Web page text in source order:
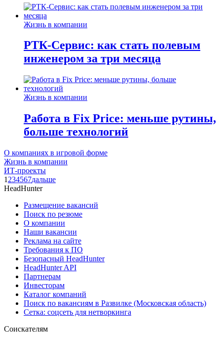
Жизнь в компании
РТК-Сервис: как стать полевым
инженером за три месяца
Жизнь в компании
Работа в Fix Price: меньше рутины,
больше технологий
О компаниях в игровой форме
Жизнь в компании
ИТ-проекты
1 234567дальше
HeadHunter
Размещение вакансий
Поиск по резюме
О компании
Наши вакансии
Реклама на сайте
Требования к ПО
Безопасный HeadHunter
HeadHunter API
Партнерам
Инвесторам
Каталог компаний
Поиск по вакансиям в Развилке (Московская область)
Сетка: соцсеть для нетворкинга
Соискателям